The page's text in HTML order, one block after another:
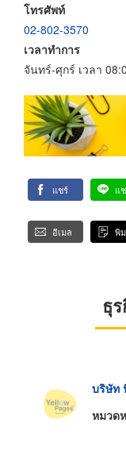
โทรศัพท์
02-802-3570
เวลาทำการ
จันทร์-ศุกร์ เวลา
แชร์ แ
อีเมล พิ
ธุ
บริษัท
หมวด